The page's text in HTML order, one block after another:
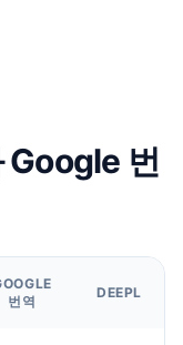
Google 번
번역
DEEPL